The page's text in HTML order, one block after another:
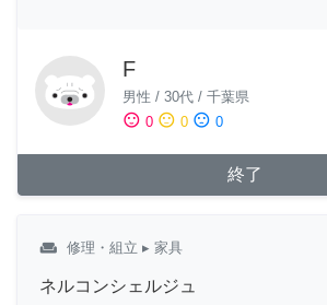
F
男性 / 30代 / 千葉県
sentiment_satisfied 0 sentiment_neutral 0 sentiment_dissatisfied 0
終了
weekend 修理・組立 ▸ 家具
ネルコンシェルジュ